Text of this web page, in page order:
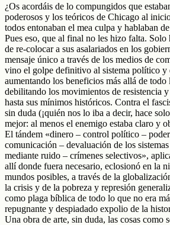
¿Os acordáis de lo compungidos que
poderosos y los teóricos de Chicago al
todos entonaban el mea culpa y hablaban
Pues eso, que al final no les hizo falta. Solo
de re-colocar a sus asalariados en los
mensaje único a través de los medios de
vino el golpe definitivo al sistema político y
aumentando los beneficios más allá de
debilitando los movimientos de resistencia y
hasta sus mínimos históricos. Contra el
sin duda (¡quién nos lo iba a decir, hace
mejor: al menos el enemigo estaba claro y
El tándem «dinero – control político –
comunicación – devaluación de los
mediante ruido – crímenes selectivos»,
allí donde fuera necesario, eclosionó en la
mundos posibles, a través de la
la crisis y de la pobreza y represión
como plaga bíblica de todo lo que no era
repugnante y despiadado expolio de la
Una obra de arte, sin duda, las cosas como